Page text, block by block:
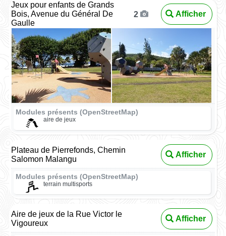
Jeux pour enfants de Grands
Bois, Avenue du Général De
Gaulle
2 Afficher
Modules présents (OpenStreetMap)
aire de jeux
Plateau de Pierrefonds, Chemin
Salomon Malangu
Afficher
Modules présents (OpenStreetMap)
terrain multisports
Aire de jeux de la Rue Victor le
Vigoureux
Afficher